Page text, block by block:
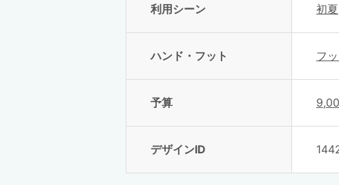
利用シーン 初夏
ハンド・フット フ
予算
デザインID